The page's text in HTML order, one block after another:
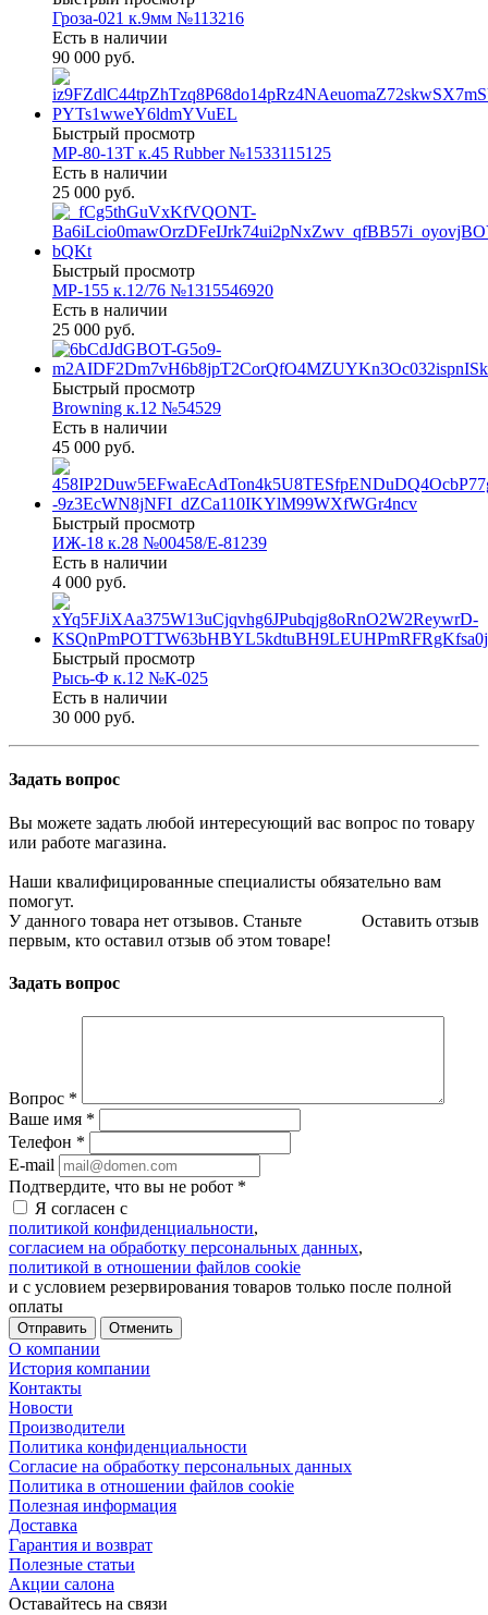
Гроза-021 к.9мм №113216
Есть в наличии
90 000 руб.
Быстрый просмотр
МР-80-13Т к.45 Rubber №1533115125
Есть в наличии
25 000 руб.
Быстрый просмотр
МР-155 к.12/76 №1315546920
Есть в наличии
25 000 руб.
Быстрый просмотр
Browning к.12 №54529
Есть в наличии
45 000 руб.
Быстрый просмотр
ИЖ-18 к.28 №00458/Е-81239
Есть в наличии
4 000 руб.
Быстрый просмотр
Рысь-Ф к.12 №К-025
Есть в наличии
30 000 руб.
Задать вопрос
Вы можете задать любой интересующий вас вопрос по товару
или работе магазина.
Наши квалифицированные специалисты обязательно вам
помогут.
Оставить отзыв
У данного товара нет отзывов. Станьте
первым, кто оставил отзыв об этом товаре!
Задать вопрос
Вопрос *
Ваше имя *
Телефон *
E-mail
Подтвердите, что вы не робот *
Я согласен с
политикой конфиденциальности,
согласием на обработку персональных данных,
политикой в отношении файлов cookie
и с условием резервирования товаров только после полной
оплаты
Отменить
О компании
История компании
Контакты
Новости
Производители
Политика конфиденциальности
Согласие на обработку персональных данных
Политика в отношении файлов cookie
Полезная информация
Доставка
Гарантия и возврат
Полезные статьи
Акции салона
Оставайтесь на связи